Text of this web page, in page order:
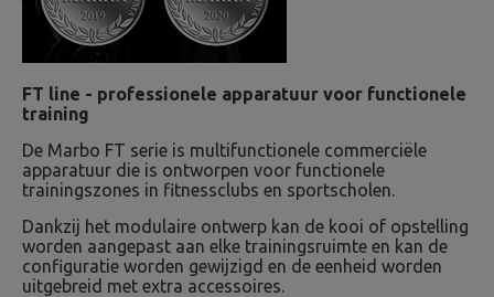
FT line - professionele apparatuur voor functionele
training
De Marbo FT serie is multifunctionele commerciële
apparatuur die is ontworpen voor functionele
trainingszones in fitnessclubs en sportscholen.
Dankzij het modulaire ontwerp kan de kooi of opstelling
worden aangepast aan elke trainingsruimte en kan de
configuratie worden gewijzigd en de eenheid worden
uitgebreid met extra accessoires.